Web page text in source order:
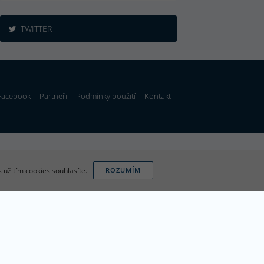
TWITTER
Partneři Podmínky použití Kontakt
užitím cookies souhlasíte. ROZUMÍM